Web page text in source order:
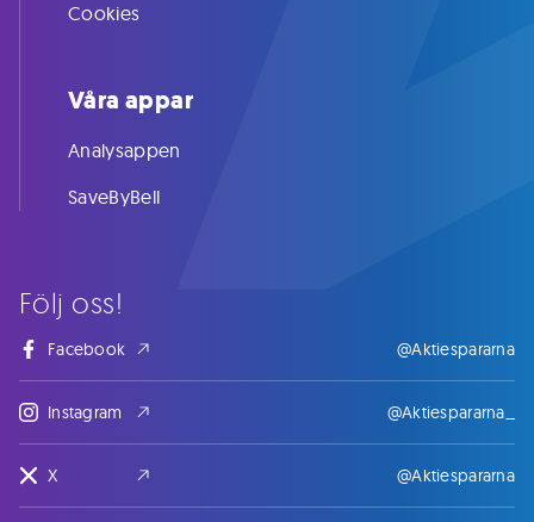
Följ oss!
Facebook @Aktiespararna
Instagram @Aktiespararna_
X @Aktiespararna
Cookies
Våra appar
Analysappen
SaveByBell